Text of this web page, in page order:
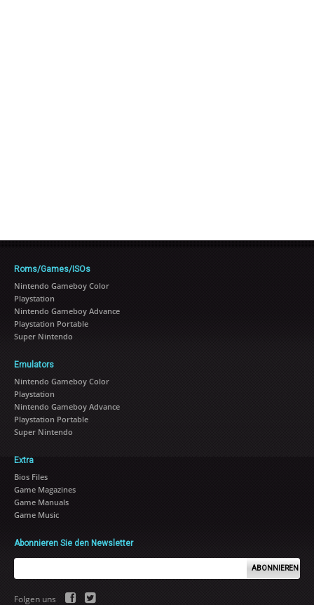
Roms/Games/ISOs
Nintendo Gameboy Color
Playstation
Nintendo Gameboy Advance
Playstation Portable
Super Nintendo
Emulators
Nintendo Gameboy Color
Playstation
Nintendo Gameboy Advance
Playstation Portable
Super Nintendo
Extra
Bios Files
Game Magazines
Game Manuals
Game Music
Abonnieren Sie den Newsletter
ABONNIEREN
Folgen uns